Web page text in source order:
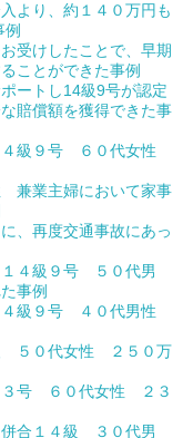
より、約１４０万円も
受けしたことで、早期
ことができた事例
ートし14級9号が認定
賠償額を獲得できた事
４級９号 ６０代女性
兼業主婦において家事
、再度交通事故にあっ
４級９号 ５０代男
事例
４級９号 ４０代男性
５０代女性 ２５０万
３号 ６０代女性 ２３
合１４級 ３０代男